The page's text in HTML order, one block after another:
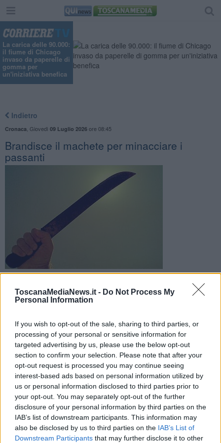
ToscanaMediaNews.it - Do Not Process My
Personal Information
If you wish to opt-out of the sale, sharing to third parties, or
processing of your personal or sensitive information for
targeted advertising by us, please use the below opt-out
section to confirm your selection. Please note that after your
opt-out request is processed you may continue seeing
interest-based ads based on personal information utilized by
us or personal information disclosed to third parties prior to
your opt-out. You may separately opt-out of the further
disclosure of your personal information by third parties on the
IAB’s list of downstream participants. This information may
also be disclosed by us to third parties on the IAB’s List of
Downstream Participants that may further disclose it to other
La carica delle 90.000:
il fiume di Chicago
invaso da paperelle di
gomma per
un'iniziativa benefica
Indietro
Cronaca Giovedì 09 Luglio 2026ore 08:45
Brandisce il machete per minacciare i
passanti
rimasto ferito durante una colluttazione. La lama era lunga
mezzo metro
VIAREGGIO —
Brandiva un machete con lama lunga mezzo
mezzo metro per minacciare i passanti in viale Europa a Viareggio:
è successo ieri mattina, quando i carabinieri sono intervenuti
finendo con l'arrestare un ragazzo di 19 anni per resistenza,
violenza e minaccia a pubblico ufficiale, lesioni aggravate e porto
abusivo di arma.
Non è stato semplice, tanto che uno dei militari è rimasto ferito.
Quando infatti l'equipaggio dell'Arma è arrivato sul posto, il giovane